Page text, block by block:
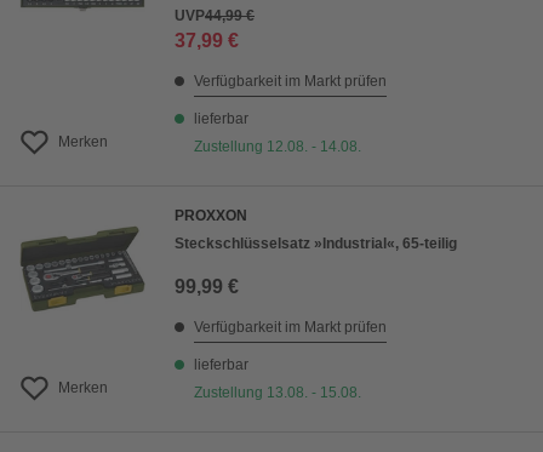
Merken
UVP44,99 €
37,99 €
Verfügbarkeit im Markt prüfen
lieferbar
Zustellung 12.08. - 14.08.
Merken
PROXXON
Steckschlüsselsatz »Industrial«, 65-teilig
99,99 €
Verfügbarkeit im Markt prüfen
lieferbar
Zustellung 13.08. - 15.08.